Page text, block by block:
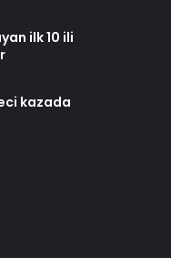
ilk 10 ili
kazada